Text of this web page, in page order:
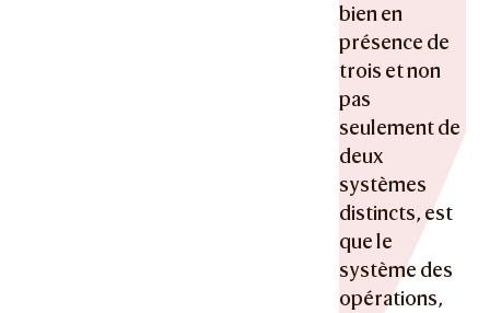
bien en
présence de
trois et non
pas
seulement de
deux
systèmes
distincts, est
que le
système des
opérations,